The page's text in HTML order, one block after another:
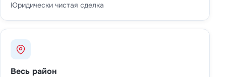
Юридически чистая сделка
Весь район